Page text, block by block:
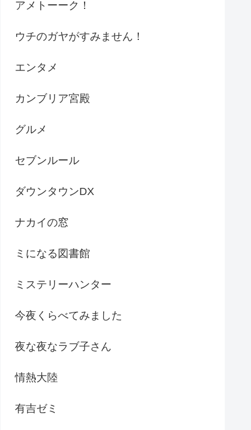
アメトーーク！
ウチのガヤがすみません！
エンタメ
カンブリア宮殿
グルメ
セブンルール
ダウンタウンDX
ナカイの窓
ミになる図書館
ミステリーハンター
今夜くらべてみました
夜な夜なラブ子さん
情熱大陸
有吉ゼミ